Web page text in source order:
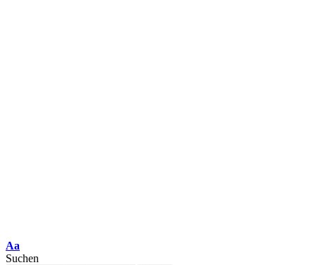
Schriftgrößenanpassung
Aa
Suchen